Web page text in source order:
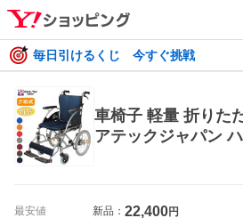
毎日引けるくじ 今すぐ挑戦
車椅子 軽量 折りた
アテックジャパン
最安値 新品： 22,400円